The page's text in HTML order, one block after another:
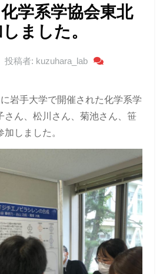
学系学協会東北
ました。
投稿者: kuzuhara_lab
岩手大学で開催された化学系学
さん、松川さん、菊池さん、笹
しました。